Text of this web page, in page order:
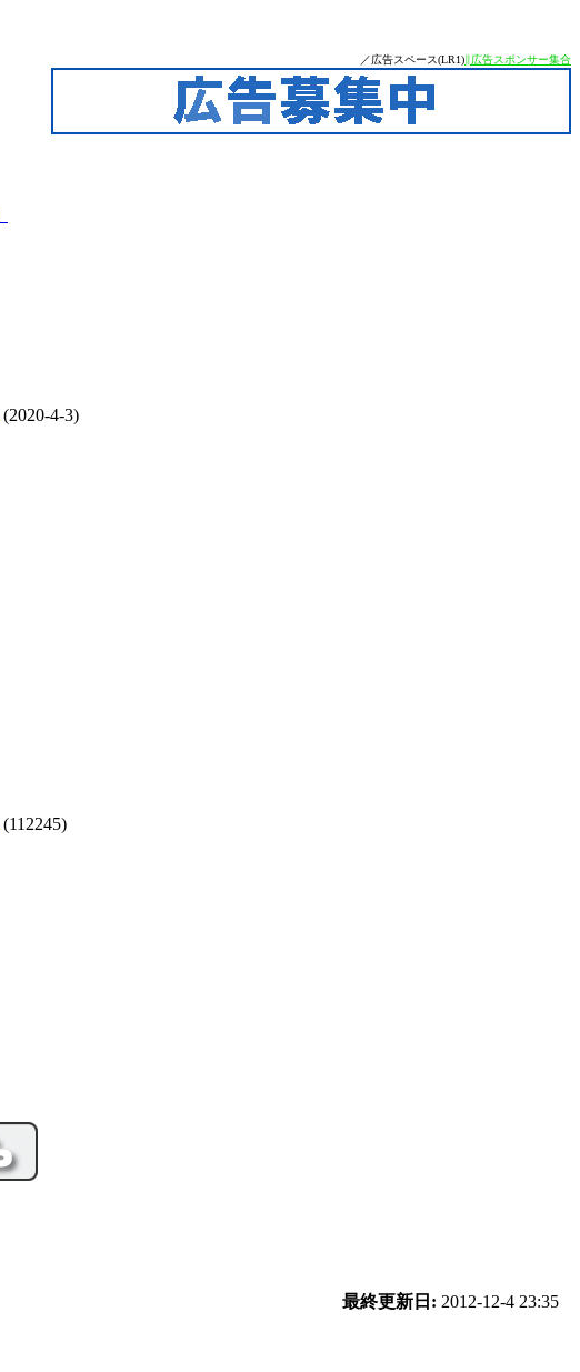
／広告スペース(LR1)∥広告スポンサー集合
(2020-4-3)
(112245)
最終更新日: 2012-12-4 23:35